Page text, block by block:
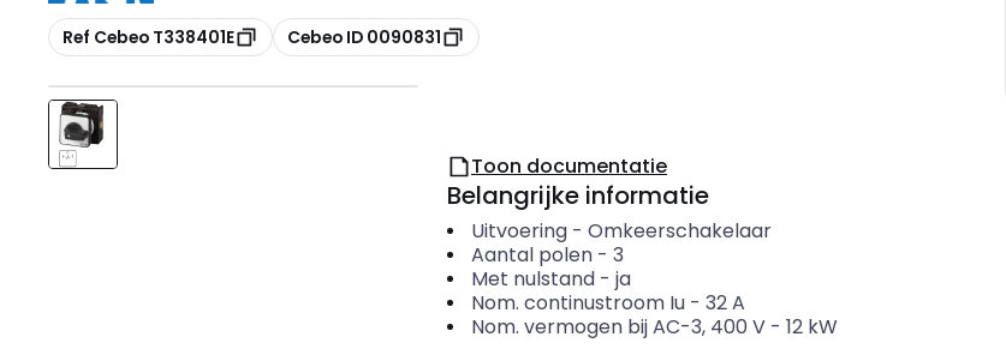
Kopiëren
Ref Cebeo T338401E Kopiëren
Cebeo ID 0090831
Toon documentatie
Belangrijke informatie
Uitvoering- Omkeerschakelaar
Aantal polen- 3
Met nulstand- ja
Nom. continustroom Iu- 32A
Nom. vermogen bij AC-3, 400 V- 12 kW